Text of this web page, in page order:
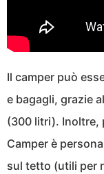
Il camper può
e bagagli, grazie
(300 litri). Inoltre,
Camper è
sul tetto (utili per